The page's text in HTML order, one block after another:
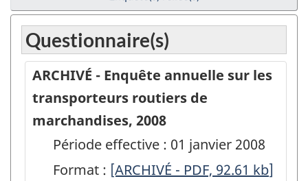
Questionnaire(s)
ARCHIVÉ - Enquête annuelle sur les
transporteurs routiers de
marchandises, 2008
Période effective : 01 janvier 2008
Format : ARCHIVÉ
[ARCHIVÉ - PDF, 92.61 kb]